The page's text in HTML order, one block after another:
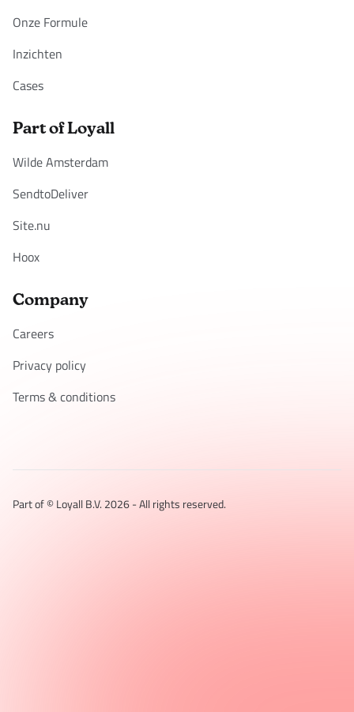
Onze Formule
Inzichten
Cases
Part of Loyall
Wilde Amsterdam
SendtoDeliver
Site.nu
Hoox
Company
Careers
Privacy policy
Terms & conditions
Part of © Loyall B.V. 2026 - All rights reserved.